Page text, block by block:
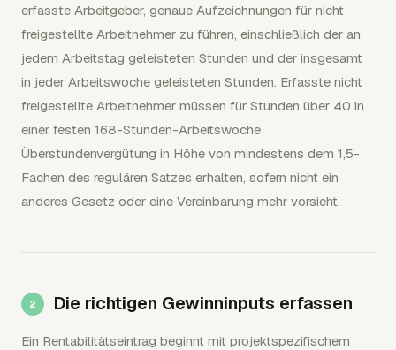
erfasste Arbeitgeber, genaue Aufzeichnungen für nicht
freigestellte Arbeitnehmer zu führen, einschließlich der an
jedem Arbeitstag geleisteten Stunden und der insgesamt
in jeder Arbeitswoche geleisteten Stunden. Erfasste nicht
freigestellte Arbeitnehmer müssen für Stunden über 40 in
einer festen 168-Stunden-Arbeitswoche
Überstundenvergütung in Höhe von mindestens dem 1,5-
Fachen des regulären Satzes erhalten, sofern nicht ein
anderes Gesetz oder eine Vereinbarung mehr vorsieht.
Die richtigen Gewinninputs erfassen
Ein Rentabilitätseintrag beginnt mit projektspezifischem